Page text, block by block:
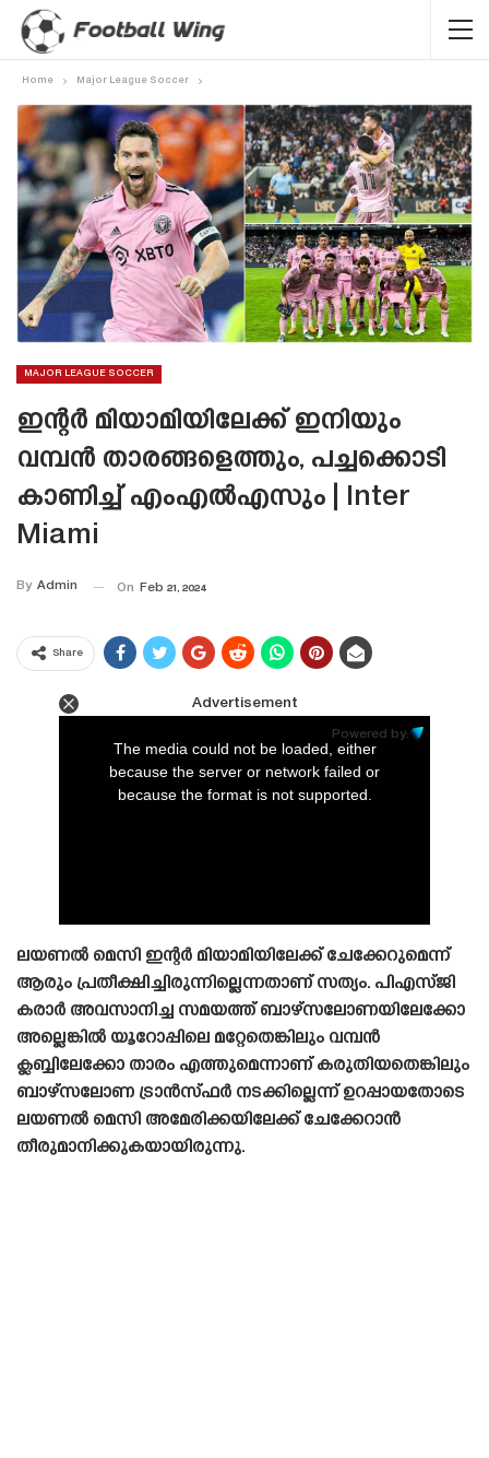
Home Major League Soccer
MAJOR LEAGUE SOCCER
ഇന്റർ മിയാമിയിലേക്ക് ഇനിയും
വമ്പൻ താരങ്ങളെത്തും, പച്ചക്കൊടി
കാണിച്ച് എംഎൽഎസും | Inter
Miami
By Admin On Feb 21, 2024
Share
Advertisement
Powered by:
The media could not be loaded, either
because the server or network failed or
because the format is not supported.
ലയണൽ മെസി ഇന്റർ മിയാമിയിലേക്ക് ചേക്കേറുമെന്ന്
ആരും പ്രതീക്ഷിച്ചിരുന്നില്ലെന്നതാണ് സത്യം. പിഎസ്‌ജി
കരാർ അവസാനിച്ച സമയത്ത് ബാഴ്‌സലോണയിലേക്കോ
അല്ലെങ്കിൽ യൂറോപ്പിലെ മറ്റേതെങ്കിലും വമ്പൻ
ക്ലബ്ബിലേക്കോ താരം എത്തുമെന്നാണ് കരുതിയതെങ്കിലും
ബാഴ്‌സലോണ ട്രാൻസ്‌ഫർ നടക്കില്ലെന്ന് ഉറപ്പായതോടെ
ലയണൽ മെസി അമേരിക്കയിലേക്ക് ചേക്കേറാൻ
തീരുമാനിക്കുകയായിരുന്നു.